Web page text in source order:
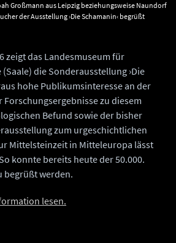
Großmann aus Leipzig beziehungsweise Naundorf
der Ausstellung ›Die Schamanin‹ begrüßt
zeigt das Landesmuseum für
die Sonderausstellung ›Die
hohe Publikumsinteresse an der
zu diesem
Befund sowie der bisher
zum urgeschichtlichen
Mittelsteinzeit in Mitteleuropa lässt
konnte bereits heute der 50.000.
begrüßt werden.
lesen.